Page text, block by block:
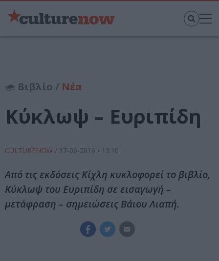
Βιβλίο / Νέα
Κύκλωψ – Ευριπίδη
CULTURENOW / 17-06-2016 / 13:10
Από τις εκδόσεις Κίχλη κυκλοφορεί το βιβλίο,
Κύκλωψ του Ευριπίδη σε εισαγωγή –
μετάφραση – σημειώσεις Βάιου Λιαπή.